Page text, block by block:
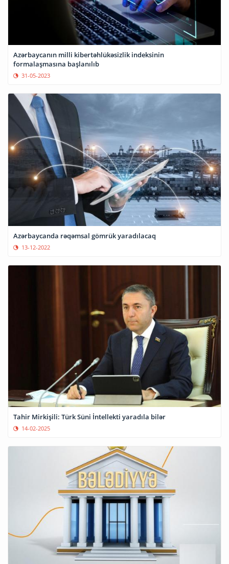
Azərbaycanın milli kibertəhlükəsizlik indeksinin
formalaşmasına başlanılıb
31-05-2023
Azərbaycanda rəqəmsal gömrük yaradılacaq
13-12-2022
Tahir Mirkişili: Türk Süni İntellekti yaradıla bilər
14-02-2025